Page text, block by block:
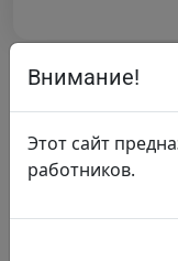
Внимание!
Этот сайт
работников.